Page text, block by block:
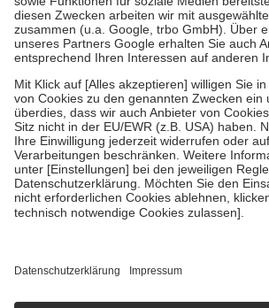
Zuzahlung zehn Prozent der Kosten sowie
Verordnung.
Um das Engagement der Versicherten für ihre
stärken und die besondere Stellung der
fallenkeine Zuzahlungenan bei:
• Kindern und Jugendlichen bis zum
mit Ausnahme der Fahrkosten
• Untersuchungen zur Vorsorge und
GKV getragen werden
• empfohlenen Schutzimpfungen
• Harn- und Blutteststreifen
getroffen, um sicherzustellen, dass es sich um
https://help.etrusted.com/hc/de/articles/